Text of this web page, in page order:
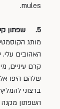
mules.
5.     שפתון קייצי של Clinique
האהובים
קרם עיניים,
שלהם היפו
ברצוני
השפתון מקנה